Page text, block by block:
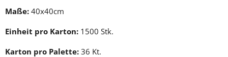
Maße: 40x40cm
Einheit pro Karton: 1500 Stk.
Karton pro Palette: 36 Kt.